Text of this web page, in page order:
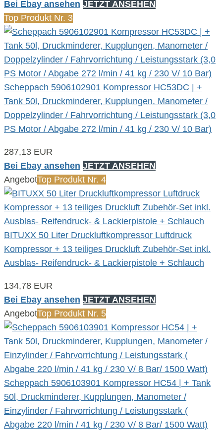
Bei Ebay ansehen JETZT ANSEHEN
Top Produkt Nr. 3
Scheppach 5906102901 Kompressor HC53DC | +
Tank 50l, Druckminderer, Kupplungen, Manometer /
Doppelzylinder / Fahrvorrichtung / Leistungsstark (3,0
PS Motor / Abgabe 272 l/min / 41 kg / 230 V/ 10 Bar)
287,13 EUR
Bei Ebay ansehen JETZT ANSEHEN
AngebotTop Produkt Nr. 4
BITUXX 50 Liter Druckluftkompressor Luftdruck
Kompressor + 13 teiliges Druckluft Zubehör-Set inkl.
Ausblas- Reifendruck- & Lackierpistole + Schlauch
134,78 EUR
Bei Ebay ansehen JETZT ANSEHEN
AngebotTop Produkt Nr. 5
Scheppach 5906103901 Kompressor HC54 | + Tank
50l, Druckminderer, Kupplungen, Manometer /
Einzylinder / Fahrvorrichtung / Leistungsstark (
Abgabe 220 l/min / 41 kg / 230 V/ 8 Bar/ 1500 Watt)